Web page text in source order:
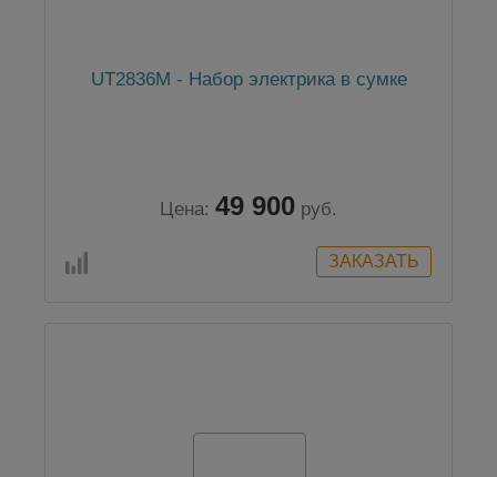
UT2836M - Набор электрика в сумке
Цена: 49 900 руб.